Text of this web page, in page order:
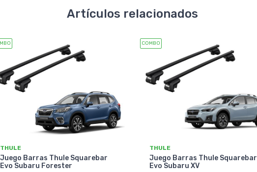
Artículos relacionados
THULE
Juego Barras Thule Squarebar
Evo Subaru Forester
COMBO
THULE
Juego Barras Thule Squarebar
Evo Subaru XV